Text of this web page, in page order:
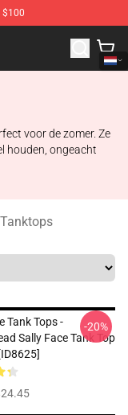
$100
Merchandise Shop
voor de zomer. Ze
houden, ongeacht
Tank Tops -
Sally Face Tank Top
-20%